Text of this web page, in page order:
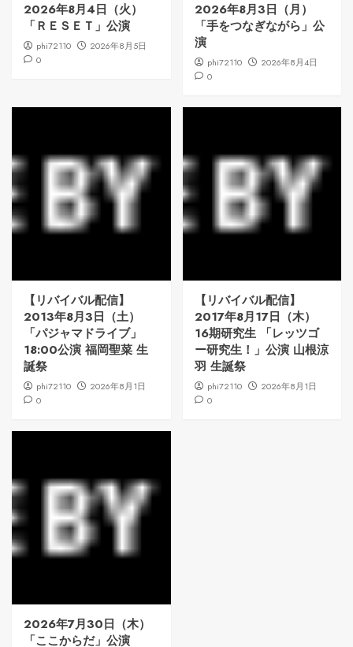
2026年8月4日（火）
「ＲＥＳＥＴ」公演
phi72110
2026年8月5日
0
2026年8月3日（月）
「手をつなぎながら」公
演
phi72110
2026年8月4日
0
【リバイバル配信】
2013年8月3日（土）
「パジャマドライブ」
18:00公演 福岡聖菜 生
誕祭
phi72110
2026年8月1日
0
【リバイバル配信】
2017年8月17日（木）
16期研究生 「レッツゴ
ー研究生！」公演 山根涼
羽 生誕祭
phi72110
2026年8月1日
0
2026年7月30日（木）
「ここからだ」公演